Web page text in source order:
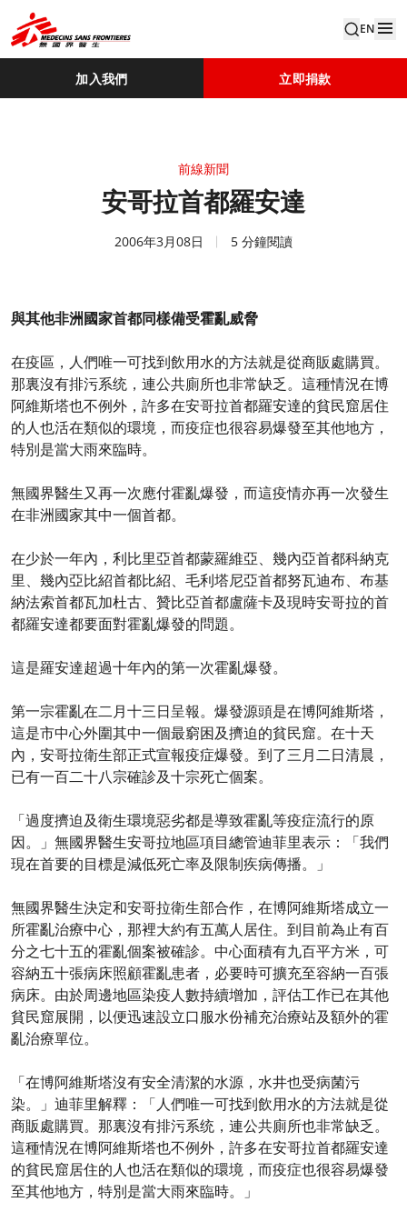
EN
加入我們 立即捐款
前線新聞
安哥拉首都羅安達
2006年3月08日 5 分鐘閱讀
與其他非洲國家首都同樣備受霍亂威脅
在疫區，人們唯一可找到飲用水的方法就是從商販處購買。
那裏沒有排污系统，連公共廁所也非常缺乏。這種情況在博
阿維斯塔也不例外，許多在安哥拉首都羅安達的貧民窟居住
的人也活在類似的環境，而疫症也很容易爆發至其他地方，
特別是當大雨來臨時。
無國界醫生又再一次應付霍亂爆發，而這疫情亦再一次發生
在非洲國家其中一個首都。
在少於一年內，利比里亞首都蒙羅維亞、幾內亞首都科納克
里、幾內亞比紹首都比紹、毛利塔尼亞首都努瓦迪布、布基
納法索首都瓦加杜古、贊比亞首都盧薩卡及現時安哥拉的首
都羅安達都要面對霍亂爆發的問題。
這是羅安達超過十年內的第一次霍亂爆發。
第一宗霍亂在二月十三日呈報。爆發源頭是在博阿維斯塔，
這是市中心外圍其中一個最窮困及擠迫的貧民窟。在十天
內，安哥拉衛生部正式宣報疫症爆發。到了三月二日清晨，
已有一百二十八宗確診及十宗死亡個案。
「過度擠迫及衛生環境惡劣都是導致霍亂等疫症流行的原
因。」無國界醫生安哥拉地區項目總管迪菲里表示：「我們
現在首要的目標是減低死亡率及限制疾病傳播。」
無國界醫生決定和安哥拉衛生部合作，在博阿維斯塔成立一
所霍亂治療中心，那裡大約有五萬人居住。到目前為止有百
分之七十五的霍亂個案被確診。中心面積有九百平方米，可
容納五十張病床照顧霍亂患者，必要時可擴充至容納一百張
病床。由於周邊地區染疫人數持續增加，評估工作已在其他
貧民窟展開，以便迅速設立口服水份補充治療站及額外的霍
亂治療單位。
「在博阿維斯塔沒有安全清潔的水源，水井也受病菌污
染。」迪菲里解釋：「人們唯一可找到飲用水的方法就是從
商販處購買。那裏沒有排污系统，連公共廁所也非常缺乏。
這種情況在博阿維斯塔也不例外，許多在安哥拉首都羅安達
的貧民窟居住的人也活在類似的環境，而疫症也很容易爆發
至其他地方，特別是當大雨來臨時。」